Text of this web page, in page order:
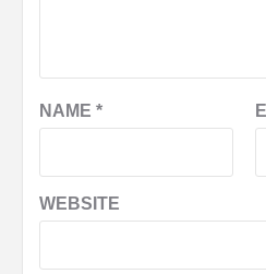
NAME *
WEBSITE